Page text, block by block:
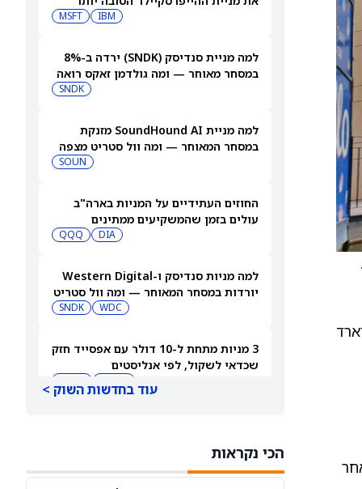
IBM
MSFT
למה מניית סנדיסק (SNDK) ירדה ב-8%
במסחר מאוחר — ומה גולדמן זאקס רואה
SNDK
למה מניית SoundHound AI מזנקת
במסחר המאוחר — ומה וול סטריט מצפה
SOUN
החוזים העתידיים על המניות בארה"ב
עולים בזמן שהמשקיעים ממתינים
DIA
QQQ
למה מניות סנדיסק ו-Western Digital
יורדות במסחר המאוחר — ומה וול סטריט
WDC
SNDK
3 מניות מתחת ל-10 דולר עם אפסייד חזק
שכדאי לשקול, לפי אנליסטים
לקרנות סל חלל עם חשיפה גבוהה
עוד בחדשות השוק >
הכי נקראות
חברת הנדל”ן המניב מליסרון, בניהולו של אופיר שריד, פרסמה ביום שלישי את דוחותיה הכספיים לשנת 2025.
בכ-1.86 מיליארד שקל, לעומת כ-1.53 מיליארד
לאחר